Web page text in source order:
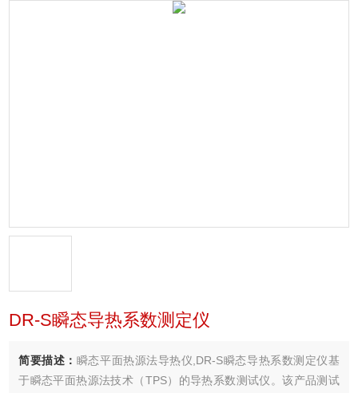
DR-S瞬态导热系数测定仪
简要描述： 瞬态平面热源法导热仪,DR-S瞬态导热系数测定仪基
于瞬态平面热源法技术（TPS）的导热系数测试仪。该产品测试